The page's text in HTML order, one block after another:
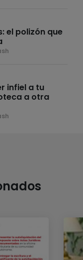
el polizón que
infiel a tu
a otra